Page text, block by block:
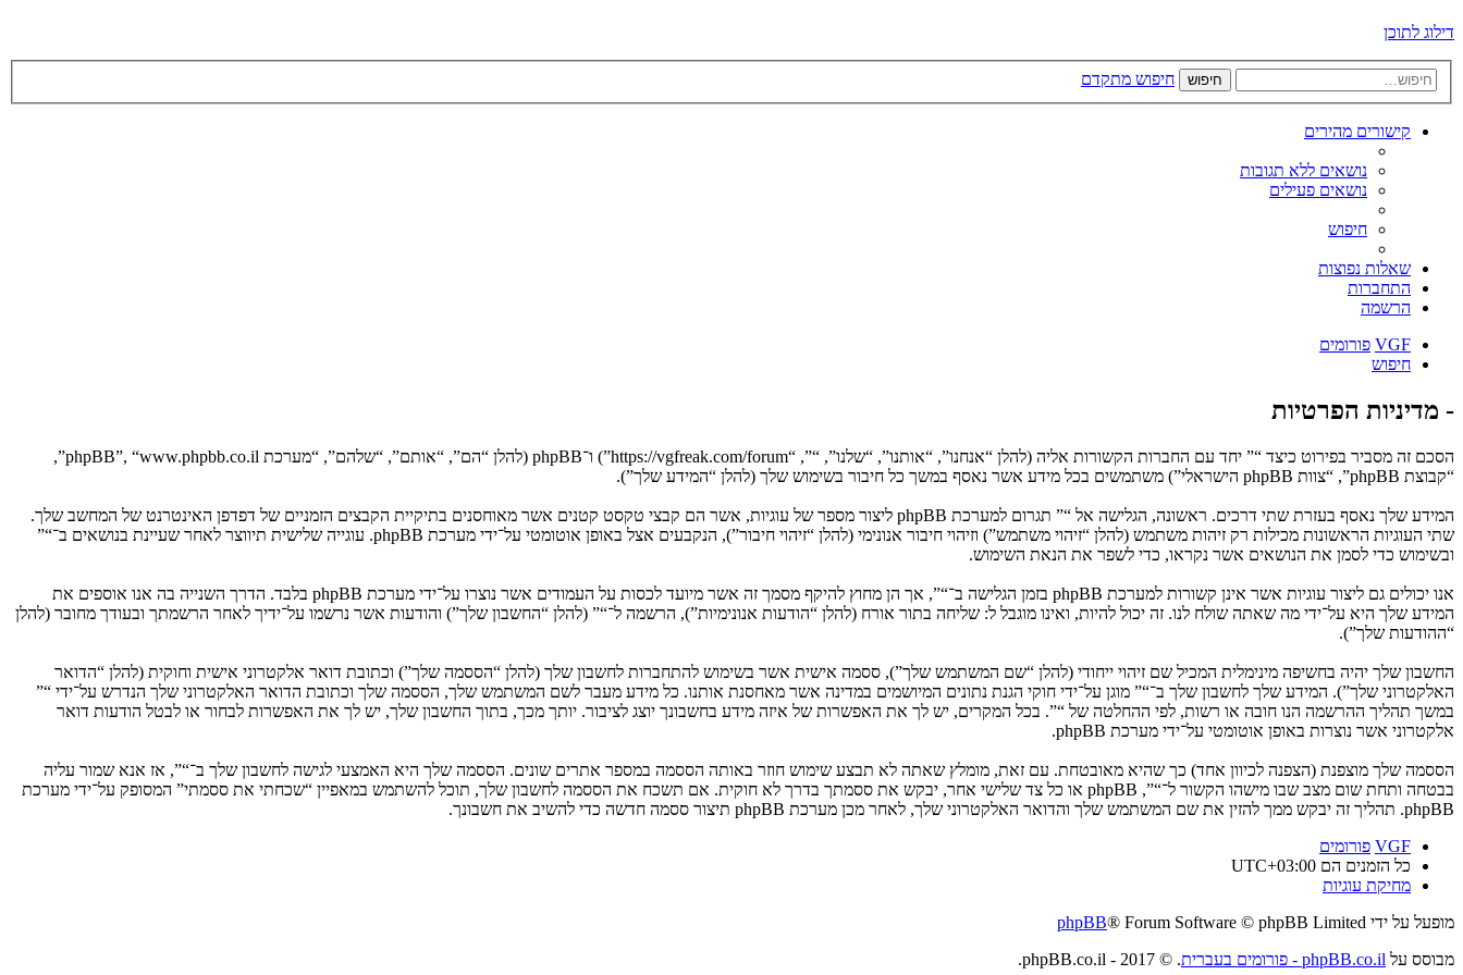
דילוג לתוכן
חיפוש חיפוש מתקדם
קישורים מהירים
נושאים ללא תגובות
נושאים פעילים
חיפוש
שאלות נפוצות
התחברות
הרשמה
VGF פורומים
חיפוש
- מדיניות הפרטיות
הסכם זה מסביר בפירוט כיצד “” יחד עם החברות הקשורות אליה (להלן “אנחנו”, “אותנו”, “שלנו”, “”, “https://vgfreak.com/forum”) ו־phpBB (להלן “הם”, “אותם”, “שלהם”, “מערכת phpBB”, “www.phpbb.co.il”,
“קבוצת phpBB”, “צוות phpBB הישראלי”) משתמשים בכל מידע אשר נאסף במשך כל חיבור בשימוש שלך (להלן “המידע שלך”).
המידע שלך נאסף בעזרת שתי דרכים. ראשונה, הגלישה אל “” תגרום למערכת phpBB ליצור מספר של עוגיות, אשר הם קבצי טקסט קטנים אשר מאוחסנים בתיקיית הקבצים הזמניים של דפדפן האינטרנט של המחשב שלך.
שתי העוגיות הראשונות מכילות רק זיהות משתמש (להלן “זיהוי משתמש”) וזיהוי חיבור אנונימי (להלן “זיהוי חיבור”), הנקבעים אצל באופן אוטומטי על־ידי מערכת phpBB. עוגייה שלישית תיווצר לאחר שעיינת בנושאים ב־“”
ובשימוש כדי לסמן את הנושאים אשר נקראו, כדי לשפר את הנאת השימוש.
אנו יכולים גם ליצור עוגיות אשר אינן קשורות למערכת phpBB בזמן הגלישה ב־“”, אך הן מחוץ להיקף מסמך זה אשר מיועד לכסות על העמודים אשר נוצרו על־ידי מערכת phpBB בלבד. הדרך השנייה בה אנו אוספים את
המידע שלך היא על־ידי מה שאתה שולח לנו. זה יכול להיות, ואינו מוגבל ל: שליחה בתור אורח (להלן “הודעות אנונימיות”), הרשמה ל־“” (להלן “החשבון שלך”) והודעות אשר נרשמו על־ידיך לאחר הרשמתך ובעודך מחובר (להלן
“ההודעות שלך”).
החשבון שלך יהיה בחשיפה מינימלית המכיל שם זיהוי ייחודי (להלן “שם המשתמש שלך”), ססמה אישית אשר בשימוש להתחברות לחשבון שלך (להלן “הססמה שלך”) וכתובת דואר אלקטרוני אישית וחוקית (להלן “הדואר
האלקטרוני שלך”). המידע שלך לחשבון שלך ב־“” מוגן על־ידי חוקי הגנת נתונים המיושמים במדינה אשר מאחסנת אותנו. כל מידע מעבר לשם המשתמש שלך, הססמה שלך וכתובת הדואר האלקטרוני שלך הנדרש על־ידי “”
במשך תהליך ההרשמה הנו חובה או רשות, לפי ההחלטה של “”. בכל המקרים, יש לך את האפשרות של איזה מידע בחשבונך יוצג לציבור. יותך מכך, בתוך החשבון שלך, יש לך את האפשרות לבחור או לבטל הודעות דואר
אלקטרוני אשר נוצרות באופן אוטומטי על־ידי מערכת phpBB.
הססמה שלך מוצפנת (הצפנה לכיוון אחד) כך שהיא מאובטחת. עם זאת, מומלץ שאתה לא תבצע שימוש חוזר באותה הססמה במספר אתרים שונים. הססמה שלך היא האמצעי לגישה לחשבון שלך ב־“”, אז אנא שמור עליה
בבטחה ותחת שום מצב שבו מישהו הקשור ל־“”, phpBB או כל צד שלישי אחר, יבקש את ססמתך בדרך לא חוקית. אם תשכח את הססמה לחשבון שלך, תוכל להשתמש במאפיין “שכחתי את ססמתי” המסופק על־ידי מערכת
phpBB. תהליך זה יבקש ממך להזין את שם המשתמש שלך והדואר האלקטרוני שלך, לאחר מכן מערכת phpBB תיצור ססמה חדשה כדי להשיב את חשבונך.
VGF פורומים
כל הזמנים הם UTC+03:00
מחיקת עוגיות
מופעל על ידי
phpBB® Forum Software © phpBB Limited
מבוסס על phpBB.co.il - פורומים בעברית . © 2017 - phpBB.co.il.